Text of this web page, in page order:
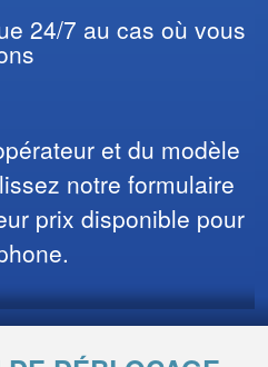
24/7 au cas où vous
et du modèle
notre formulaire
prix disponible pour